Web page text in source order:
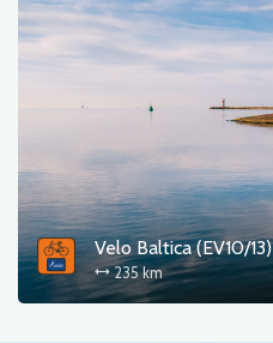
Velo Baltica (EV10/13)
235 km